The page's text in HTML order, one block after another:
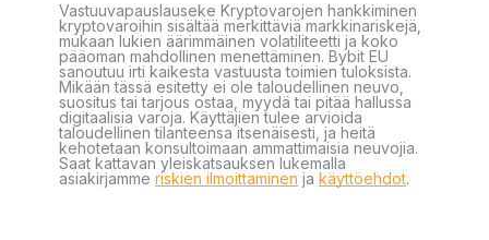
Vastuuvapauslauseke Kryptovarojen hankkiminen
kryptovaroihin sisältää merkittäviä markkinariskejä,
mukaan lukien äärimmäinen volatiliteetti ja koko
pääoman mahdollinen menettäminen. Bybit EU
sanoutuu irti kaikesta vastuusta toimien tuloksista.
Mikään tässä esitetty ei ole taloudellinen neuvo,
suositus tai tarjous ostaa, myydä tai pitää hallussa
digitaalisia varoja. Käyttäjien tulee arvioida
taloudellinen tilanteensa itsenäisesti, ja heitä
kehotetaan konsultoimaan ammattimaisia neuvojia.
Saat kattavan yleiskatsauksen lukemalla
asiakirjamme riskien ilmoittaminen ja käyttöehdot.